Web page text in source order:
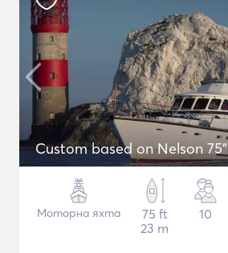
Custom based on Nelson 75"
Моторна яхта
75 ft
23 m
10